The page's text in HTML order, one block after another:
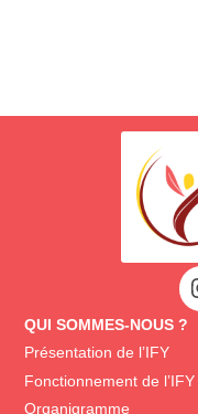
QUI SOMMES-NOUS ?
Présentation de l’IFY
Fonctionnement de l’IFY
Organigramme